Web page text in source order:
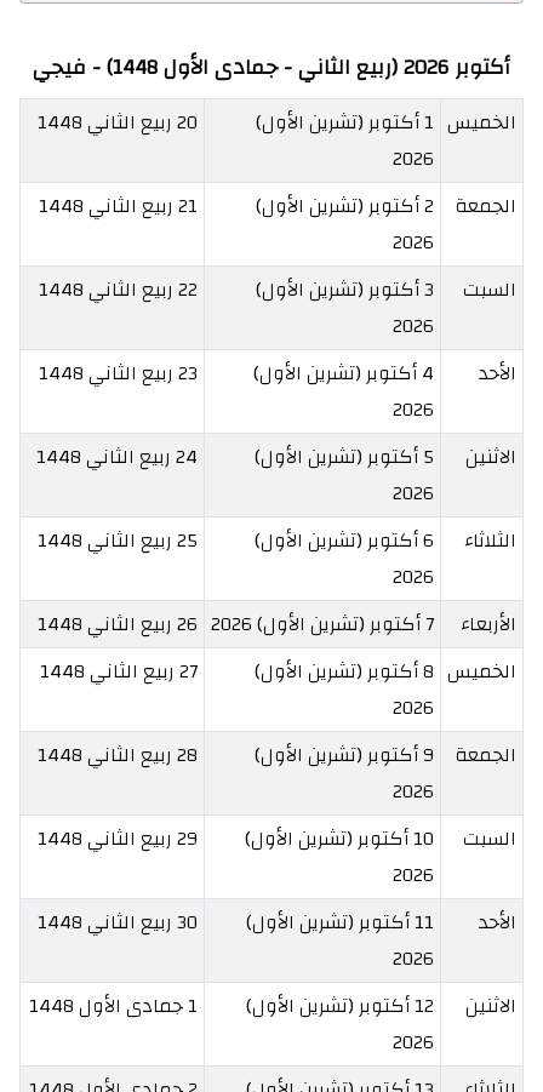
أكتوبر 2026 (ربيع الثاني - جمادى الأول 1448) - فيجي
الخميس
1 أكتوبر (تشرين الأول)
2026
20 ربيع الثاني 1448
الجمعة
2 أكتوبر (تشرين الأول)
2026
21 ربيع الثاني 1448
السبت
3 أكتوبر (تشرين الأول)
2026
22 ربيع الثاني 1448
الأحد
4 أكتوبر (تشرين الأول)
2026
23 ربيع الثاني 1448
الاثنين
5 أكتوبر (تشرين الأول)
2026
24 ربيع الثاني 1448
الثلاثاء
6 أكتوبر (تشرين الأول)
2026
25 ربيع الثاني 1448
الأربعاء 7 أكتوبر (تشرين الأول) 2026
26 ربيع الثاني 1448
الخميس
8 أكتوبر (تشرين الأول)
2026
27 ربيع الثاني 1448
الجمعة
9 أكتوبر (تشرين الأول)
2026
28 ربيع الثاني 1448
السبت
10 أكتوبر (تشرين الأول)
2026
29 ربيع الثاني 1448
الأحد
11 أكتوبر (تشرين الأول)
2026
30 ربيع الثاني 1448
الاثنين
12 أكتوبر (تشرين الأول)
2026
1 جمادى الأول 1448